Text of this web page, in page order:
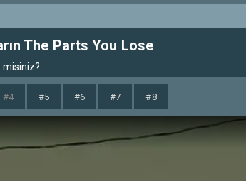
The Parts You Lose
#4 #5 #6 #7 #8